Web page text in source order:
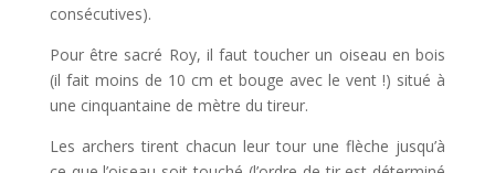
consécutives).
Pour être sacré Roy, il faut toucher un oiseau en bois
(il fait moins de 10 cm et bouge avec le vent !) situé à
une cinquantaine de mètre du tireur.
Les archers tirent chacun leur tour une flèche jusqu’à